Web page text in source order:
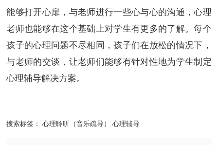
能够打开心扉，与老师进行一些心与心的沟通，心理
老师也能够在这个基础上对学生有更多的了解。每个
孩子的心理问题不尽相同，孩子们在放松的情况下，
与老师的交谈，让老师们能够有针对性地为学生制定
心理辅导解决方案。
搜索标签：心理聆听（音乐疏导） 心理辅导